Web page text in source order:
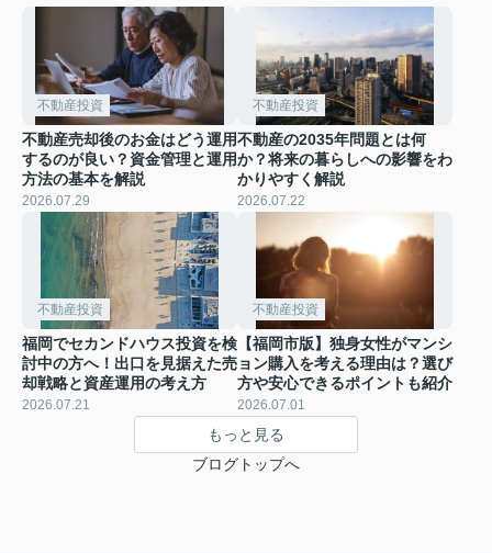
不動産投資
不動産売却後のお金はどう運用
するのが良い？資金管理と運用
方法の基本を解説
2026.07.29
不動産投資
不動産の2035年問題とは何
か？将来の暮らしへの影響をわ
かりやすく解説
2026.07.22
不動産投資
福岡でセカンドハウス投資を検
討中の方へ！出口を見据えた売
却戦略と資産運用の考え方
2026.07.21
不動産投資
【福岡市版】独身女性がマンシ
ョン購入を考える理由は？選び
方や安心できるポイントも紹介
2026.07.01
もっと見る
ブログトップへ